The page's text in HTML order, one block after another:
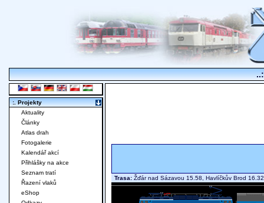
Trasa: Žďár nad Sázavou 15.58, Havlíčkův Brod
:. Projekty
Aktuality
Články
Atlas drah
Fotogalerie
Kalendář akcí
Přihlášky na akce
Seznam tratí
Řazení vlaků
eShop